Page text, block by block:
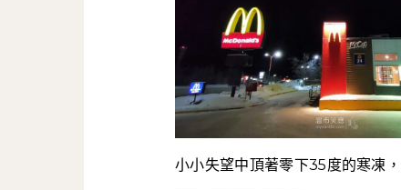
小小失望中頂著零下35度的寒凍